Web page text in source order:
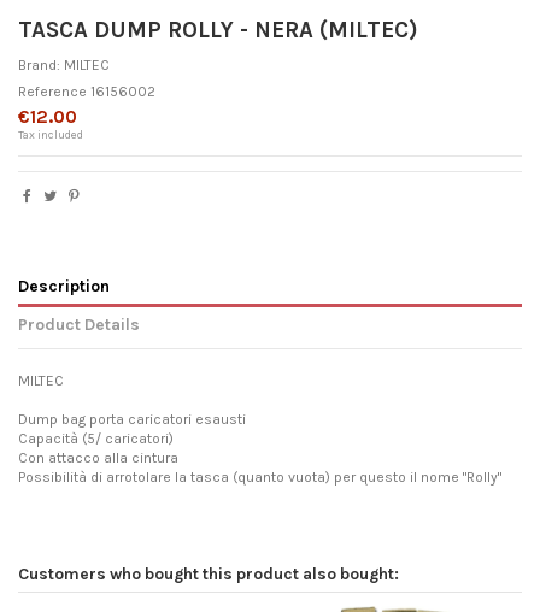
TASCA DUMP ROLLY - NERA (MILTEC)
Brand: MILTEC
Reference 16156002
€12.00
Tax included
Description
Product Details
MILTEC
Dump bag porta caricatori esausti
Capacità (5/ caricatori)
Con attacco alla cintura
Possibilità di arrotolare la tasca (quanto vuota) per questo il nome "Rolly"
Customers who bought this product also bought: